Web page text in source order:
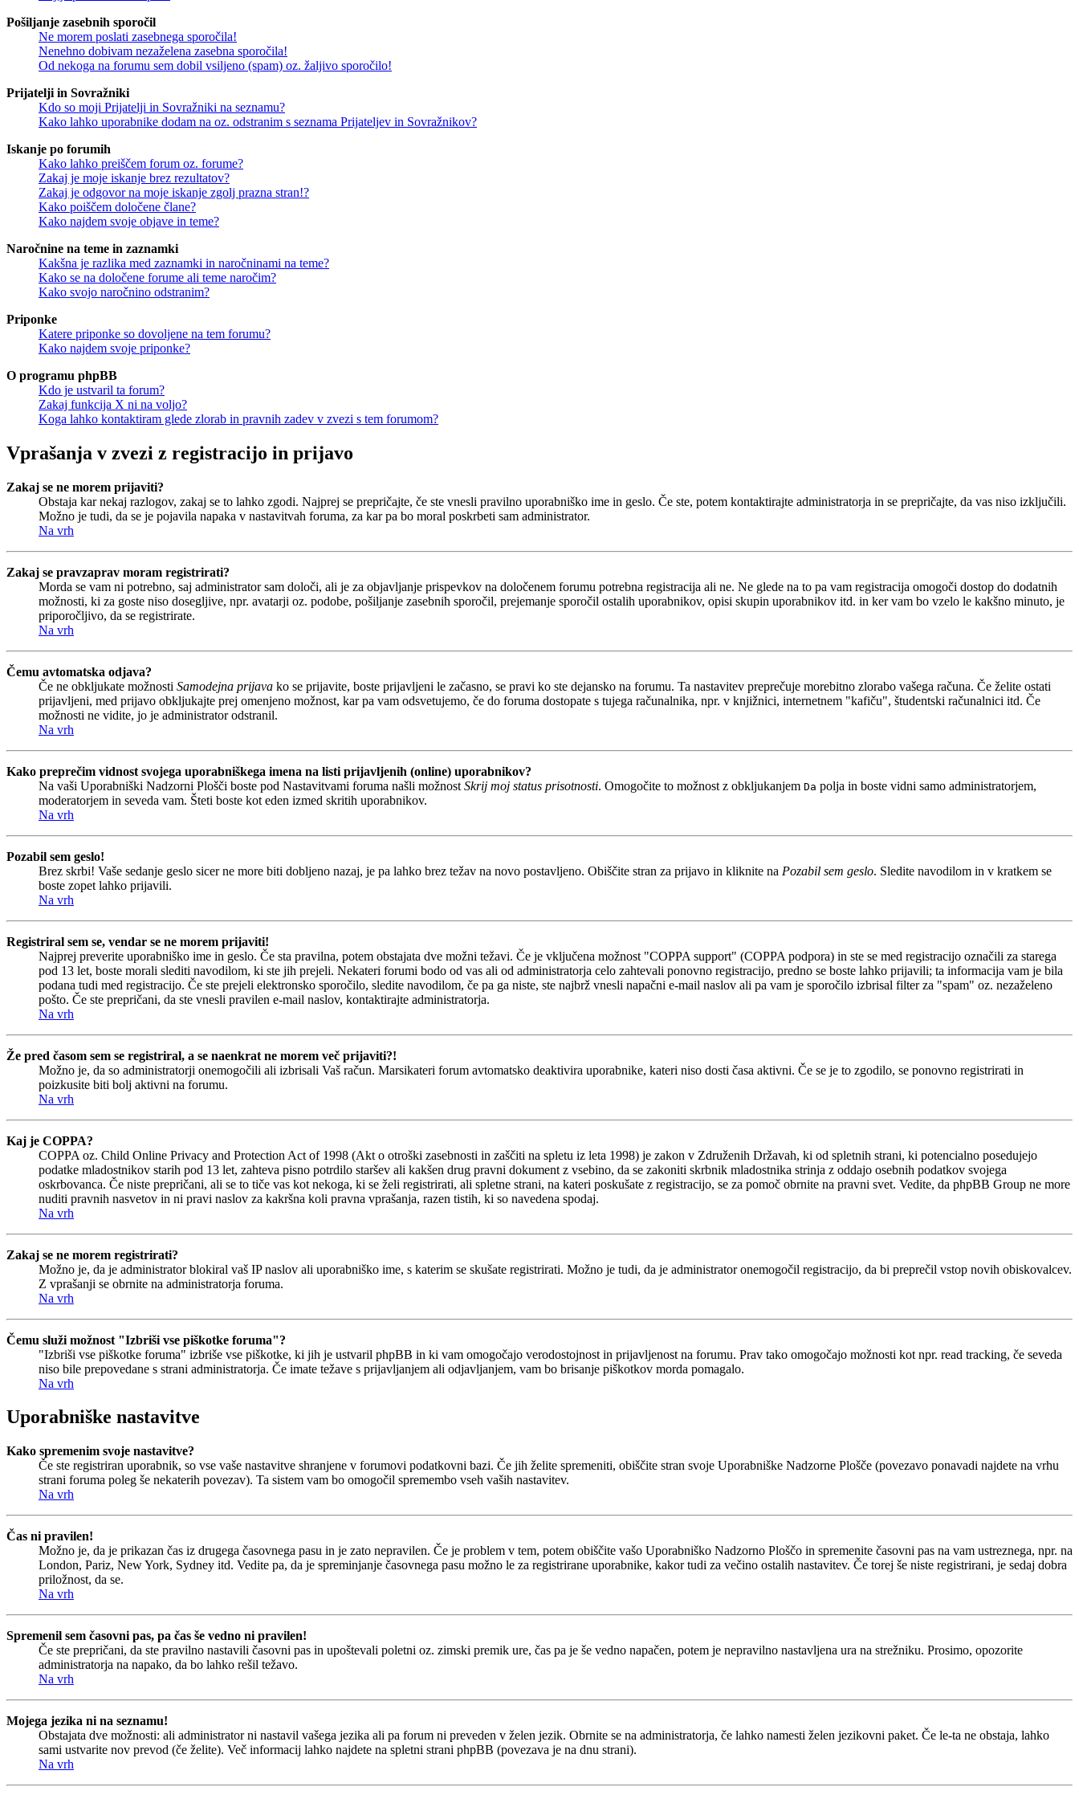
Pošiljanje zasebnih sporočil
Ne morem poslati zasebnega sporočila!
Nenehno dobivam nezaželena zasebna sporočila!
Od nekoga na forumu sem dobil vsiljeno (spam) oz. žaljivo sporočilo!
Prijatelji in Sovražniki
Kdo so moji Prijatelji in Sovražniki na seznamu?
Kako lahko uporabnike dodam na oz. odstranim s seznama Prijateljev in Sovražnikov?
Iskanje po forumih
Kako lahko preiščem forum oz. forume?
Zakaj je moje iskanje brez rezultatov?
Zakaj je odgovor na moje iskanje zgolj prazna stran!?
Kako poiščem določene člane?
Kako najdem svoje objave in teme?
Naročnine na teme in zaznamki
Kakšna je razlika med zaznamki in naročninami na teme?
Kako se na določene forume ali teme naročim?
Kako svojo naročnino odstranim?
Priponke
Katere priponke so dovoljene na tem forumu?
Kako najdem svoje priponke?
O programu phpBB
Kdo je ustvaril ta forum?
Zakaj funkcija X ni na voljo?
Koga lahko kontaktiram glede zlorab in pravnih zadev v zvezi s tem forumom?
Vprašanja v zvezi z registracijo in prijavo
Zakaj se ne morem prijaviti?
Obstaja kar nekaj razlogov, zakaj se to lahko zgodi. Najprej se prepričajte, če ste vnesli pravilno uporabniško ime in geslo. Če ste, potem kontaktirajte administratorja in se prepričajte, da vas niso izključili.
Možno je tudi, da se je pojavila napaka v nastavitvah foruma, za kar pa bo moral poskrbeti sam administrator.
Na vrh
Zakaj se pravzaprav moram registrirati?
Morda se vam ni potrebno, saj administrator sam določi, ali je za objavljanje prispevkov na določenem forumu potrebna registracija ali ne. Ne glede na to pa vam registracija omogoči dostop do dodatnih
možnosti, ki za goste niso dosegljive, npr. avatarji oz. podobe, pošiljanje zasebnih sporočil, prejemanje sporočil ostalih uporabnikov, opisi skupin uporabnikov itd. in ker vam bo vzelo le kakšno minuto, je
priporočljivo, da se registrirate.
Na vrh
Čemu avtomatska odjava?
Če ne obkljukate možnosti Samodejna prijava ko se prijavite, boste prijavljeni le začasno, se pravi ko ste dejansko na forumu. Ta nastavitev preprečuje morebitno zlorabo vašega računa. Če želite ostati
prijavljeni, med prijavo obkljukajte prej omenjeno možnost, kar pa vam odsvetujemo, če do foruma dostopate s tujega računalnika, npr. v knjižnici, internetnem "kafiču", študentski računalnici itd. Če
možnosti ne vidite, jo je administrator odstranil.
Na vrh
Kako preprečim vidnost svojega uporabniškega imena na listi prijavljenih (online) uporabnikov?
Na vaši Uporabniški Nadzorni Plošči boste pod Nastavitvami foruma našli možnost Skrij moj status prisotnosti. Omogočite to možnost z obkljukanjem Da polja in boste vidni samo administratorjem,
moderatorjem in seveda vam. Šteti boste kot eden izmed skritih uporabnikov.
Na vrh
Pozabil sem geslo!
Brez skrbi! Vaše sedanje geslo sicer ne more biti dobljeno nazaj, je pa lahko brez težav na novo postavljeno. Obiščite stran za prijavo in kliknite na Pozabil sem geslo. Sledite navodilom in v kratkem se
boste zopet lahko prijavili.
Na vrh
Registriral sem se, vendar se ne morem prijaviti!
Najprej preverite uporabniško ime in geslo. Če sta pravilna, potem obstajata dve možni težavi. Če je vključena možnost "COPPA support" (COPPA podpora) in ste se med registracijo označili za starega
pod 13 let, boste morali slediti navodilom, ki ste jih prejeli. Nekateri forumi bodo od vas ali od administratorja celo zahtevali ponovno registracijo, predno se boste lahko prijavili; ta informacija vam je bila
podana tudi med registracijo. Če ste prejeli elektronsko sporočilo, sledite navodilom, če pa ga niste, ste najbrž vnesli napačni e-mail naslov ali pa vam je sporočilo izbrisal filter za "spam" oz. nezaželeno
pošto. Če ste prepričani, da ste vnesli pravilen e-mail naslov, kontaktirajte administratorja.
Na vrh
Že pred časom sem se registriral, a se naenkrat ne morem več prijaviti?!
Možno je, da so administratorji onemogočili ali izbrisali Vaš račun. Marsikateri forum avtomatsko deaktivira uporabnike, kateri niso dosti časa aktivni. Če se je to zgodilo, se ponovno registrirati in
poizkusite biti bolj aktivni na forumu.
Na vrh
Kaj je COPPA?
COPPA oz. Child Online Privacy and Protection Act of 1998 (Akt o otroški zasebnosti in zaščiti na spletu iz leta 1998) je zakon v Združenih Državah, ki od spletnih strani, ki potencialno posedujejo
podatke mladostnikov starih pod 13 let, zahteva pisno potrdilo staršev ali kakšen drug pravni dokument z vsebino, da se zakoniti skrbnik mladostnika strinja z oddajo osebnih podatkov svojega
oskrbovanca. Če niste prepričani, ali se to tiče vas kot nekoga, ki se želi registrirati, ali spletne strani, na kateri poskušate z registracijo, se za pomoč obrnite na pravni svet. Vedite, da phpBB Group ne more
nuditi pravnih nasvetov in ni pravi naslov za kakršna koli pravna vprašanja, razen tistih, ki so navedena spodaj.
Na vrh
Zakaj se ne morem registrirati?
Možno je, da je administrator blokiral vaš IP naslov ali uporabniško ime, s katerim se skušate registrirati. Možno je tudi, da je administrator onemogočil registracijo, da bi preprečil vstop novih obiskovalcev.
Z vprašanji se obrnite na administratorja foruma.
Na vrh
Čemu služi možnost "Izbriši vse piškotke foruma"?
"Izbriši vse piškotke foruma" izbriše vse piškotke, ki jih je ustvaril phpBB in ki vam omogočajo verodostojnost in prijavljenost na forumu. Prav tako omogočajo možnosti kot npr. read tracking, če seveda
niso bile prepovedane s strani administratorja. Če imate težave s prijavljanjem ali odjavljanjem, vam bo brisanje piškotkov morda pomagalo.
Na vrh
Uporabniške nastavitve
Kako spremenim svoje nastavitve?
Če ste registriran uporabnik, so vse vaše nastavitve shranjene v forumovi podatkovni bazi. Če jih želite spremeniti, obiščite stran svoje Uporabniške Nadzorne Plošče (povezavo ponavadi najdete na vrhu
strani foruma poleg še nekaterih povezav). Ta sistem vam bo omogočil spremembo vseh vaših nastavitev.
Na vrh
Čas ni pravilen!
Možno je, da je prikazan čas iz drugega časovnega pasu in je zato nepravilen. Če je problem v tem, potem obiščite vašo Uporabniško Nadzorno Ploščo in spremenite časovni pas na vam ustreznega, npr. na
London, Pariz, New York, Sydney itd. Vedite pa, da je spreminjanje časovnega pasu možno le za registrirane uporabnike, kakor tudi za večino ostalih nastavitev. Če torej še niste registrirani, je sedaj dobra
priložnost, da se.
Na vrh
Spremenil sem časovni pas, pa čas še vedno ni pravilen!
Če ste prepričani, da ste pravilno nastavili časovni pas in upoštevali poletni oz. zimski premik ure, čas pa je še vedno napačen, potem je nepravilno nastavljena ura na strežniku. Prosimo, opozorite
administratorja na napako, da bo lahko rešil težavo.
Na vrh
Mojega jezika ni na seznamu!
Obstajata dve možnosti: ali administrator ni nastavil vašega jezika ali pa forum ni preveden v želen jezik. Obrnite se na administratorja, če lahko namesti želen jezikovni paket. Če le-ta ne obstaja, lahko
sami ustvarite nov prevod (če želite). Več informacij lahko najdete na spletni strani phpBB (povezava je na dnu strani).
Na vrh